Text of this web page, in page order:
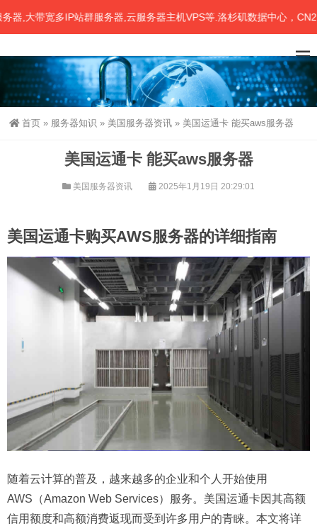
带宽多IP站群服务器,云服务器主机VPS等.洛杉矶数据中心，CN2、
首页 » 服务器知识 » 美国服务器资讯 » 美国运通卡 能买aws服务器
美国运通卡 能买aws服务器
美国服务器资讯 2025年1月19日 20:29:01
美国运通卡购买AWS服务器的详细指南
随着云计算的普及，越来越多的企业和个人开始使用
AWS（Amazon Web Services）服务。美国运通卡因其高额
信用额度和高额消费返现而受到许多用户的青睐。本文将详